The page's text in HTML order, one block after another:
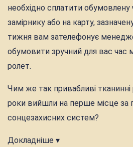
необхідно сплатити обумовлену
замірнику або на карту,
тижня вам зателефонує
обумовити зручний для вас час
ролет.
Чим же так привабливі тканинні
роки вийшли на перше місце за
сонцезахисних систем?
Докладніше ▾